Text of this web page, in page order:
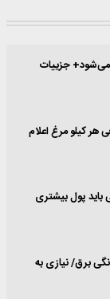
می‌شود+ جزییات
کیلو مرغ اعلام
پول بیشتری
برق/ نیازی به